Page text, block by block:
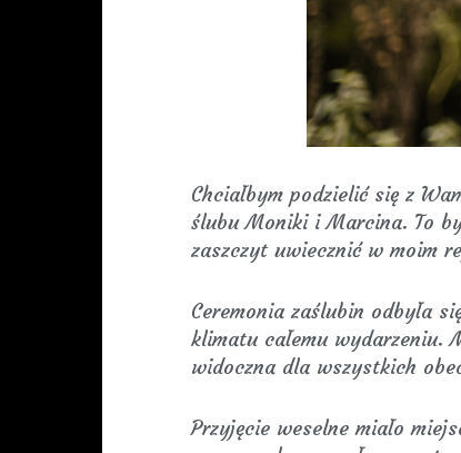
Chciałbym podzielić się z
ślubu Moniki i Marcina. To
zaszczyt uwiecznić w moim
Ceremonia zaślubin odbyła
klimatu całemu
widoczna dla wszystkich
Przyjęcie weselne miało